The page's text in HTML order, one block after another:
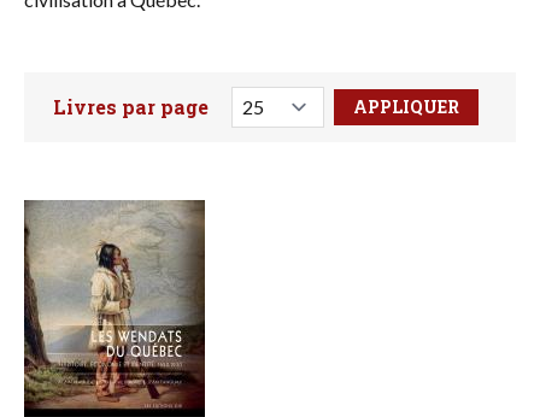
Faites votre recherche ici
Livres par page